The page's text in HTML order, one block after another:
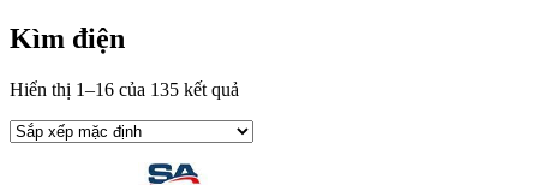
Kìm điện
Hiển thị 1–16 của 135 kết quả